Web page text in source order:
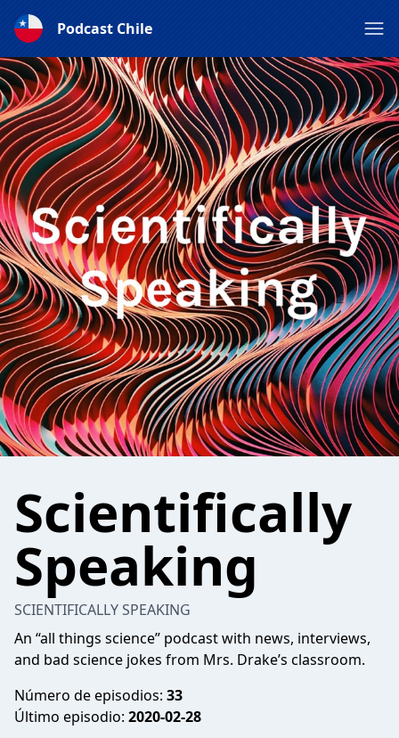
Podcast Chile
Scientifically
Speaking
SCIENTIFICALLY SPEAKING
An “all things science” podcast with news, interviews,
and bad science jokes from Mrs. Drake’s classroom.
Número de episodios: 33
Último episodio: 2020-02-28